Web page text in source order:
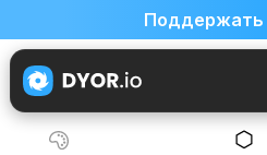
Поддержать